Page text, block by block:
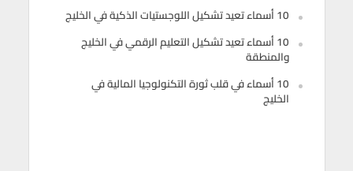
10 أسماء تعيد تشكيل اللوجستيات الذكية في الخليج
10 أسماء تعيد تشكيل التعليم الرقمي في الخليج
والمنطقة
10 أسماء في قلب ثورة التكنولوجيا المالية في
الخليج